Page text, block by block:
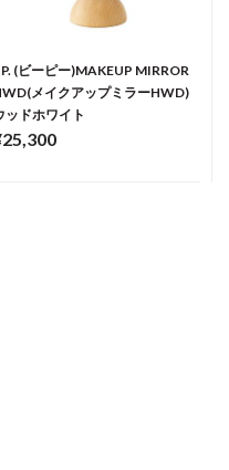
(ビーピー)MAKEUP MIRROR
メイクアップミラーHWD)
ッドホワイト